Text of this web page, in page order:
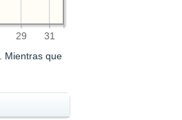
29 31
. Mientras que